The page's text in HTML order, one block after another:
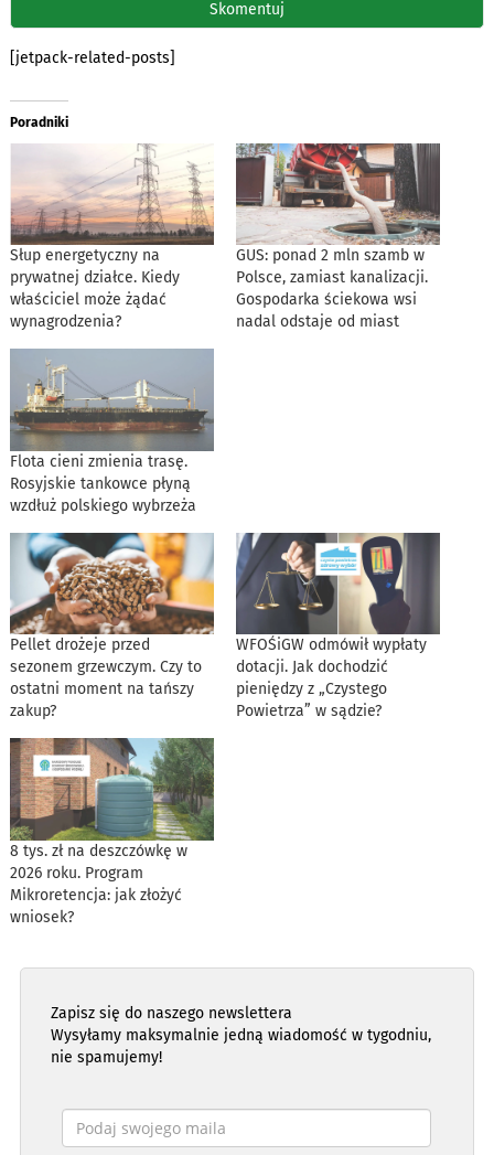
[jetpack-related-posts]
Poradniki
Słup energetyczny na
prywatnej działce. Kiedy
właściciel może żądać
wynagrodzenia?
GUS: ponad 2 mln szamb w
Polsce, zamiast kanalizacji.
Gospodarka ściekowa wsi
nadal odstaje od miast
Flota cieni zmienia trasę.
Rosyjskie tankowce płyną
wzdłuż polskiego wybrzeża
Pellet drożeje przed
sezonem grzewczym. Czy to
ostatni moment na tańszy
zakup?
WFOŚiGW odmówił wypłaty
dotacji. Jak dochodzić
pieniędzy z „Czystego
Powietrza” w sądzie?
8 tys. zł na deszczówkę w
2026 roku. Program
Mikroretencja: jak złożyć
wniosek?
Zapisz się do naszego newslettera
Wysyłamy maksymalnie jedną wiadomość w tygodniu,
nie spamujemy!